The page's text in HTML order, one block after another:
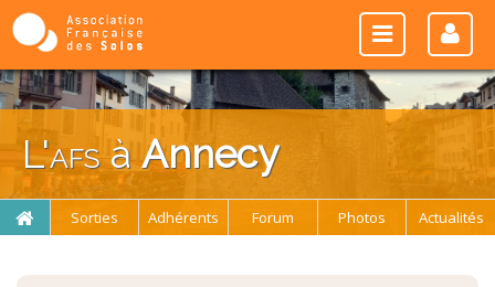
L'afsàAnnecy
Sorties Adhérents Forum Photos Actualités